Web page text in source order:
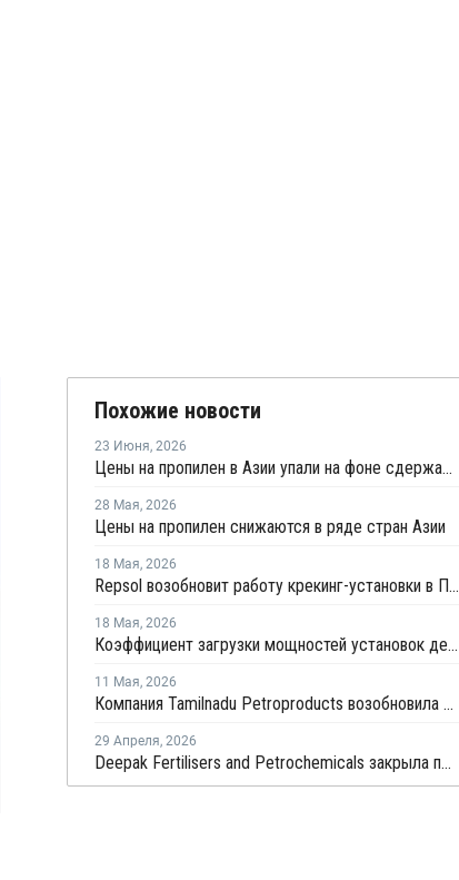
Похожие новости
23 Июня, 2026
Цены на пропилен в Азии упали на фоне сдержанной закупочной активности
28 Мая, 2026
Цены на пропилен снижаются в ряде стран Азии
18 Мая, 2026
Repsol возобновит работу крекинг-установки в Португалии в июне
18 Мая, 2026
Коэффициент загрузки мощностей установок дегидрированию пропана в Китае в мае снизится примерно до 50%
11 Мая, 2026
Компания Tamilnadu Petroproducts возобновила производство окиси пропилена
29 Апреля, 2026
Deepak Fertilisers and Petrochemicals закрыла производство изопропилового спирта из-за перебоев в поставках пропилена